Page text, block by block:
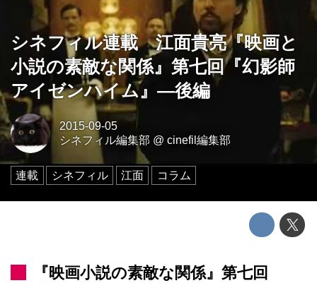
シネフィル連載 江面貴亮『映画と
小説の素敵な関係』第七回『幻影師
アイゼンハイム』―後編
2015-09-05
シネフィル編集部 @ cinefil編集部
連載 シネフィル 江面 コラム
『映画小説の素敵な関係』第七回